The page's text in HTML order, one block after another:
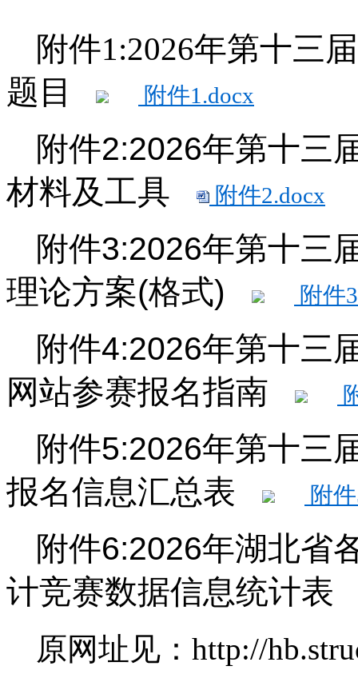
附件1:2026年第十三
题目
附件1.docx
附件2:2026年第十三
材料及工具
附件2.docx
附件3:2026年第十三
理论方案(格式)
附件
附件4:2026年第十三
网站参赛报名指南
附件5:2026年第十三
报名信息汇总表
附
附件6:2026年湖北省
计竞赛数据信息统计
原网址见： http://